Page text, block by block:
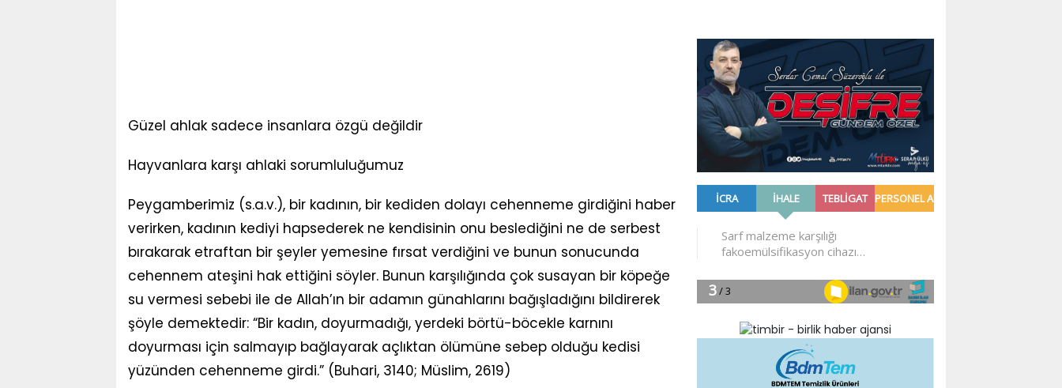
Güzel ahlak sadece insanlara özgü değildir
Hayvanlara karşı ahlaki sorumluluğumuz
Peygamberimiz (s.a.v.), bir kadının, bir kediden dolayı cehenneme girdiğini haber
verirken, kadının kediyi hapsederek ne kendisinin onu beslediğini ne de serbest
bırakarak etraftan bir şeyler yemesine fırsat verdiğini ve bunun sonucunda
cehennem ateşini hak ettiğini söyler. Bunun karşılığında çok susayan bir köpeğe
su vermesi sebebi ile de Allah’ın bir adamın günahlarını bağışladığını bildirerek
şöyle demektedir: “Bir kadın, doyurmadığı, yerdeki börtü-böcekle karnını
doyurması için salmayıp bağlayarak açlıktan ölümüne sebep olduğu kedisi
yüzünden cehenneme girdi.” (Buhari, 3140; Müslim, 2619)